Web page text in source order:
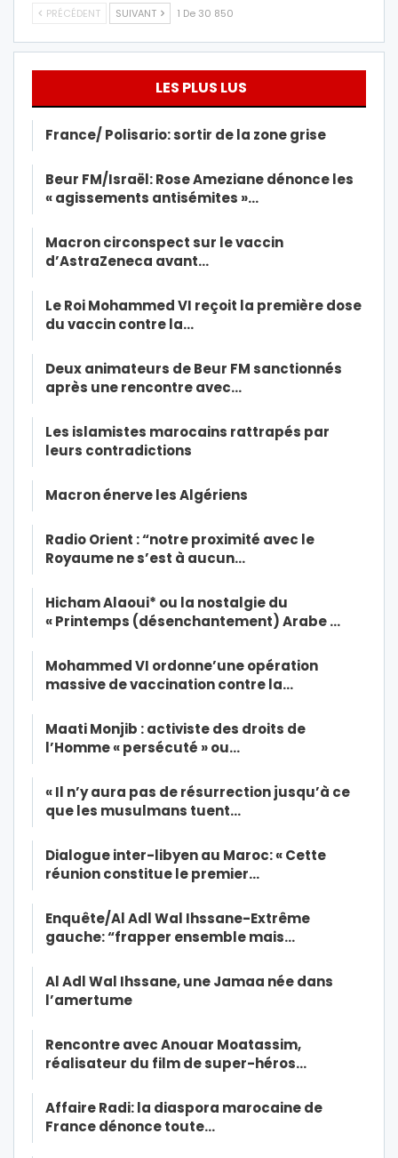
PRÉCÉDENT SUIVANT 1 De 30 850
LES PLUS LUS
France/ Polisario: sortir de la zone grise
Beur FM/Israël: Rose Ameziane dénonce les
« agissements antisémites »…
Macron circonspect sur le vaccin
d’AstraZeneca avant…
Le Roi Mohammed VI reçoit la première dose
du vaccin contre la…
Deux animateurs de Beur FM sanctionnés
après une rencontre avec…
Les islamistes marocains rattrapés par
leurs contradictions
Macron énerve les Algériens
Radio Orient : “notre proximité avec le
Royaume ne s’est à aucun…
Hicham Alaoui* ou la nostalgie du
« Printemps (désenchantement) Arabe …
Mohammed VI ordonne’une opération
massive de vaccination contre la…
Maati Monjib : activiste des droits de
l’Homme « persécuté » ou…
« Il n’y aura pas de résurrection jusqu’à ce
que les musulmans tuent…
Dialogue inter-libyen au Maroc: « Cette
réunion constitue le premier…
Enquête/Al Adl Wal Ihssane-Extrême
gauche: “frapper ensemble mais…
Al Adl Wal Ihssane, une Jamaa née dans
l’amertume
Rencontre avec Anouar Moatassim,
réalisateur du film de super-héros…
Affaire Radi: la diaspora marocaine de
France dénonce toute…